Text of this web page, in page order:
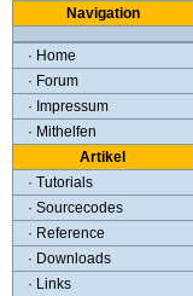
Navigation
· Home
· Forum
· Impressum
· Mithelfen
Artikel
· Tutorials
· Sourcecodes
· Reference
· Downloads
· Links